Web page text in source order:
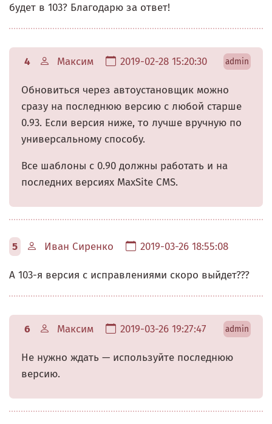
будет в 103? Благодарю за ответ!
4 Максим 2019-02-28 15:20:30 admin
Обновиться через автоустановщик можно
сразу на последнюю версию с любой старше
0.93. Если версия ниже, то лучше вручную по
универсальному способу.
Все шаблоны с 0.90 должны работать и на
последних версиях MaxSite CMS.
5 Иван Сиренко 2019-03-26 18:55:08
А 103-я версия с исправлениями скоро выйдет???
6 Максим 2019-03-26 19:27:47 admin
Не нужно ждать — используйте последнюю
версию.